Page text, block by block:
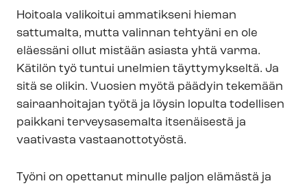
Hoitoala valikoitui ammatikseni hieman
sattumalta, mutta valinnan tehtyäni en ole
eläessäni ollut mistään asiasta yhtä varma.
Kätilön työ tuntui unelmien täyttymykseltä. Ja
sitä se olikin. Vuosien myötä päädyin tekemään
sairaanhoitajan työtä ja löysin lopulta todellisen
paikkani terveysasemalta itsenäisestä ja
vaativasta vastaanottotyöstä.
Työni on opettanut minulle paljon elämästä ja